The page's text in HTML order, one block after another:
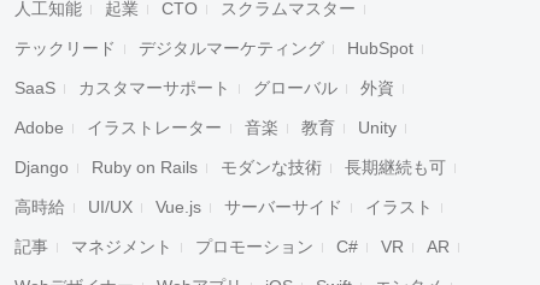
人工知能 起業 CTO スクラムマスター
テックリード デジタルマーケティング HubSpot
SaaS カスタマーサポート グローバル 外資
Adobe イラストレーター 音楽 教育 Unity
Django Ruby on Rails モダンな技術 長期継続も可
高時給 UI/UX Vue.js サーバーサイド イラスト
記事 マネジメント プロモーション C# VR AR